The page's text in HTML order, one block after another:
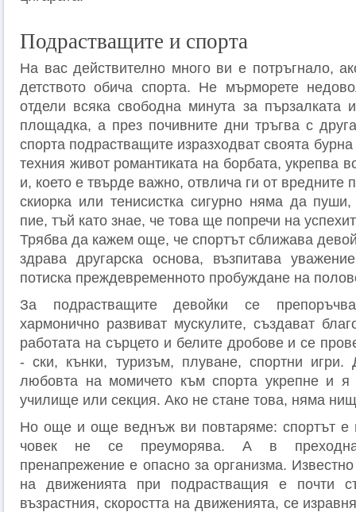
Подрастващите и спорта
На вас действително много ви е потръгнало,
детството обича спорта. Не мърморете
отдели всяка свободна минута за пързалката
площадка, а през почивните дни тръгва с
спорта подрастващите изразходват своята
техния живот романтиката на борбата, укрепва
и, което е твърде важно, отвлича ги от вредните
скиорка или тенисистка сигур­но няма да
пие, тъй като знае, че това ще попречи на
Трябва да кажем още, че спортът сближава
здрава другарска основа, възпитава
потиска преждевременното пробуждане на
За подрастващите девойки се
хармонично развиват мускулите, създават
работата на сърцето и белите дробове и се
- ски, кънки, туризъм, плуване, спортни
любовта на момичето към спорта укрепне и я
училище или секция. Ако не стане това, няма
Но още и още веднъж ви повтаряме: спортът е
човек не се преуморява. А в
пренапрежение е опасно за организма.
на движенията при подрастващия е почти
възрастния, скоростта на движенията, се